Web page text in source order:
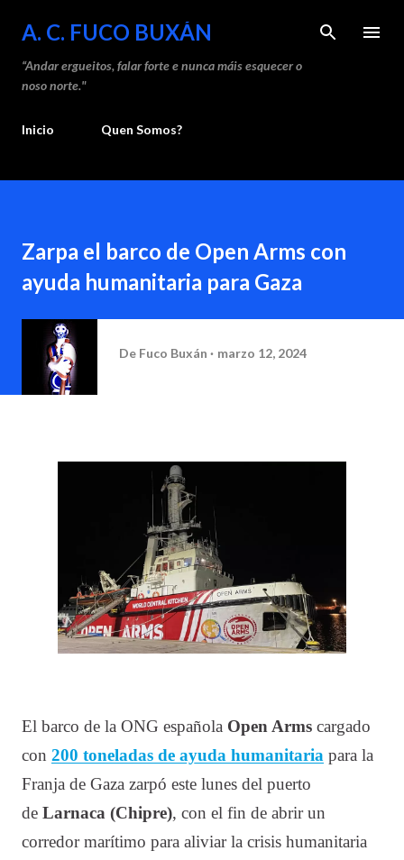
Saltar ao contido principal
A. C. FUCO BUXÁN
“Andar ergueitos, falar forte e nunca máis esquecer o
noso norte."
Inicio Quen Somos?
Zarpa el barco de Open Arms con
ayuda humanitaria para Gaza
De Fuco Buxán marzo 12, 2024
El barco de la ONG española Open Arms cargado
con 200 toneladas de ayuda humanitaria para la
Franja de Gaza zarpó este lunes del puerto
de Larnaca (Chipre), con el fin de abrir un
corredor marítimo para aliviar la crisis humanitaria